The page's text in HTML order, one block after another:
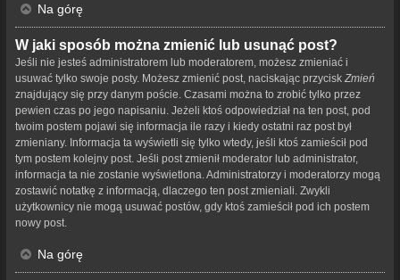
Na górę
W jaki sposób można zmienić lub usunąć post?
Jeśli nie jesteś administratorem lub moderatorem, możesz zmieniać i
usuwać tylko swoje posty. Możesz zmienić post, naciskając przycisk Zmień
znajdujący się przy danym poście. Czasami można to zrobić tylko przez
pewien czas po jego napisaniu. Jeżeli ktoś odpowiedział na ten post, pod
twoim postem pojawi się informacja ile razy i kiedy ostatni raz post był
zmieniany. Informacja ta wyświetli się tylko wtedy, jeśli ktoś zamieścił pod
tym postem kolejny post. Jeśli post zmienił moderator lub administrator,
informacja ta nie zostanie wyświetlona. Administratorzy i moderatorzy mogą
zostawić notatkę z informacją, dlaczego ten post zmieniali. Zwykli
użytkownicy nie mogą usuwać postów, gdy ktoś zamieścił pod ich postem
nowy post.
Na górę